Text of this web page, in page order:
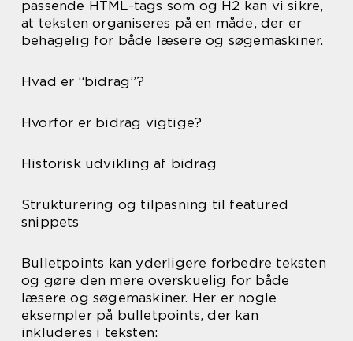
passende HTML-tags som og H2 kan vi sikre,
at teksten organiseres på en måde, der er
behagelig for både læsere og søgemaskiner.
Hvad er “bidrag”?
Hvorfor er bidrag vigtige?
Historisk udvikling af bidrag
Strukturering og tilpasning til featured
snippets
Bulletpoints kan yderligere forbedre teksten
og gøre den mere overskuelig for både
læsere og søgemaskiner. Her er nogle
eksempler på bulletpoints, der kan
inkluderes i teksten: